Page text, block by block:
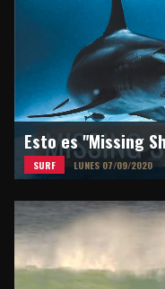
SURF LUNES 07/09/2020